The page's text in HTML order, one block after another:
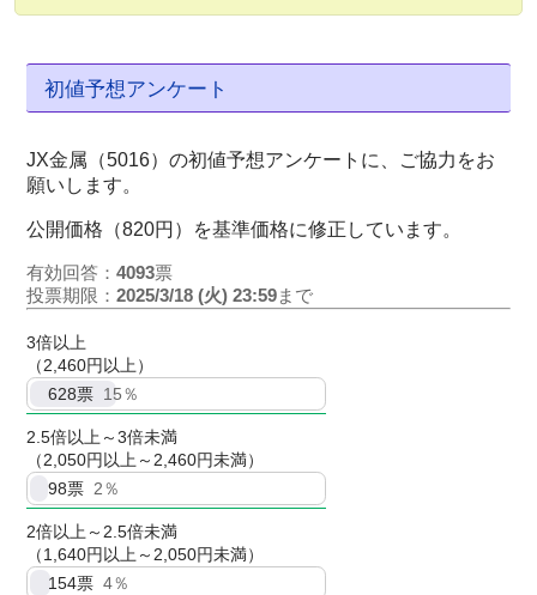
初値予想アンケート
JX金属（5016）の初値予想アンケートに、ご協力をお
願いします。
公開価格（820円）を基準価格に修正しています。
有効回答： 4093票
投票期限： 2025/3/18 (火) 23:59まで
3倍以上
（2,460円以上）
628票 15％
2.5倍以上～3倍未満
（2,050円以上～2,460円未満）
98票 2％
2倍以上～2.5倍未満
（1,640円以上～2,050円未満）
154票 4％